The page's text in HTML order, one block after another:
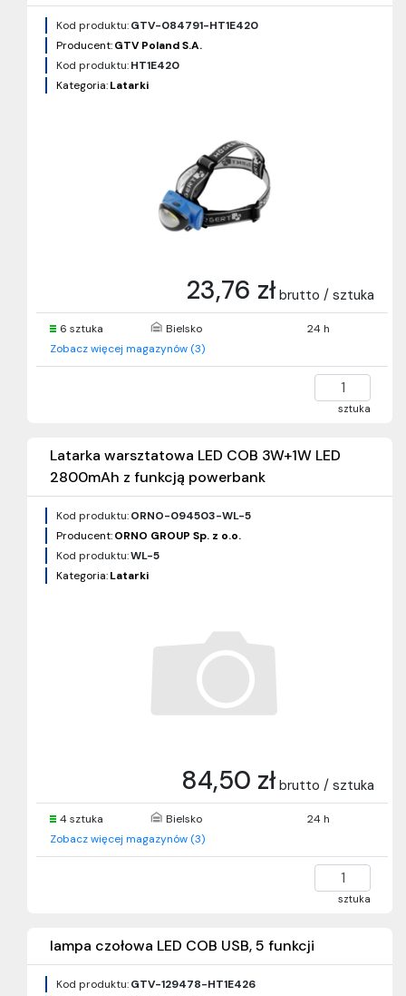
Kod produktu:GTV-084791-HT1E420
Producent:GTV Poland S.A.
Kod produktu:HT1E420
Kategoria:Latarki
23,76 zł brutto / sztuka
6 sztuka Bielsko
24 h
Zobacz więcej magazynów (3)
sztuka
Latarka warsztatowa LED COB 3W+1W LED
2800mAh z funkcją powerbank
Kod produktu:ORNO-094503-WL-5
Producent:ORNO GROUP Sp. z o.o.
Kod produktu:WL-5
Kategoria:Latarki
84,50 zł brutto / sztuka
4 sztuka Bielsko
24 h
Zobacz więcej magazynów (3)
sztuka
lampa czołowa LED COB USB, 5 funkcji
Kod produktu:GTV-129478-HT1E426